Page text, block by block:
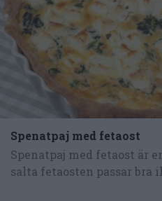
Spenatpaj med fetaost
Spenatpaj med fetaost är
salta fetaosten passar bra